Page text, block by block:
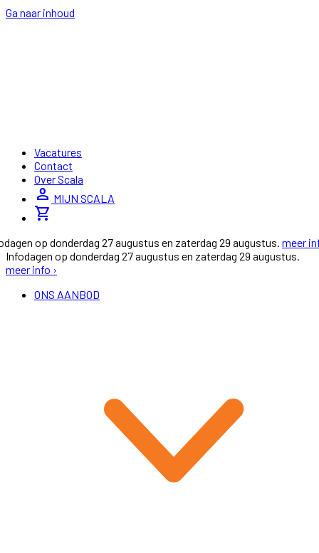
Ga naar inhoud
Vacatures
Contact
Over Scala
person MIJN SCALA
shopping_cart
op donderdag 27 augustus en zaterdag 29 augustus. meer
Infodagen op donderdag 27 augustus en zaterdag 29 augustus.
meer info ›
ONS AANBOD